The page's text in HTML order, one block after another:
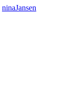
ninaJansen